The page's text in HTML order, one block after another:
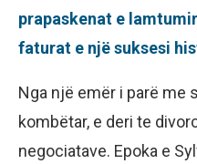
prapaskenat e
faturat e një suksesi
Nga një emër i parë me
kombëtar, e deri te
negociatave. Epoka e